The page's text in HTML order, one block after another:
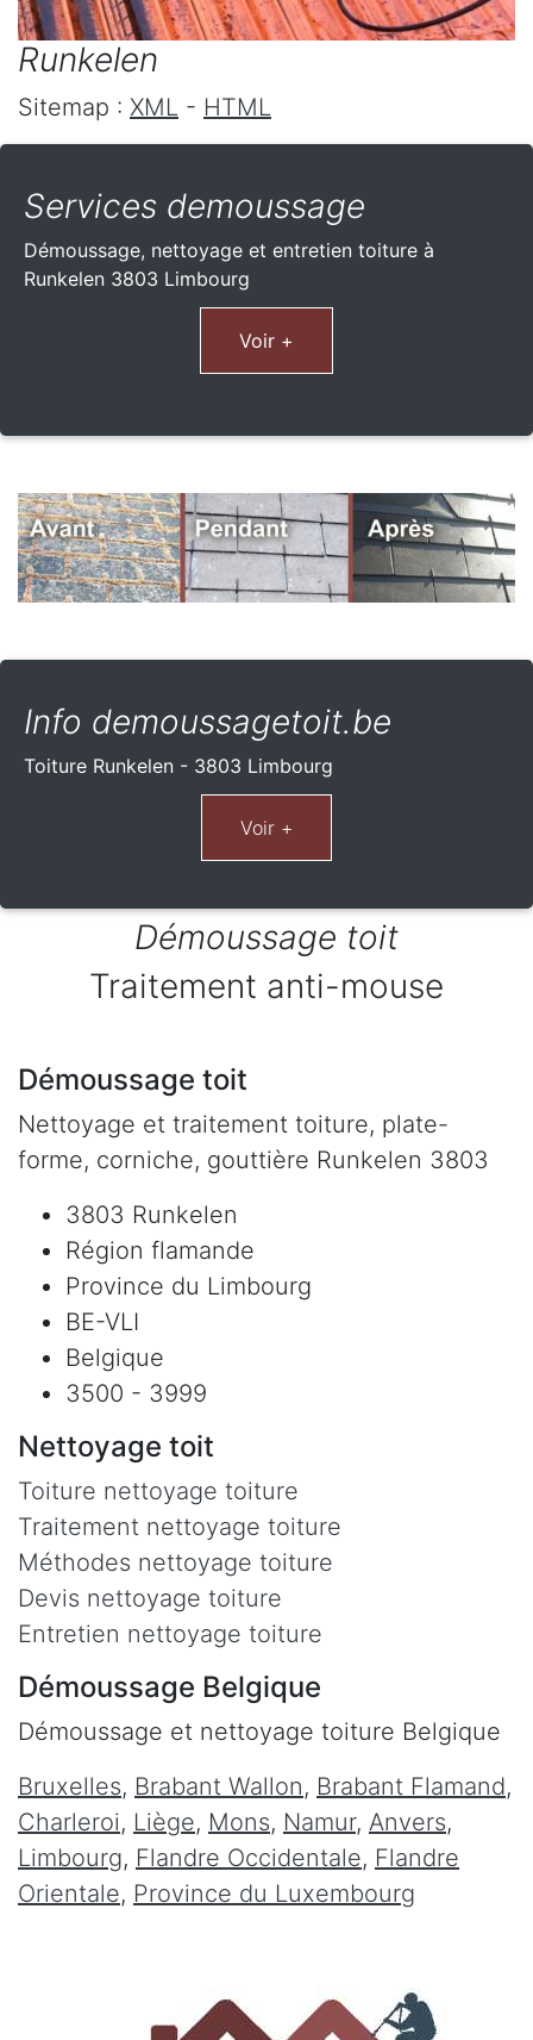
Runkelen
Sitemap : XML - HTML
Services demoussage
Démoussage, nettoyage et entretien toiture à
Runkelen 3803 Limbourg
Voir +
Info demoussagetoit.be
Toiture Runkelen - 3803 Limbourg
Démoussage toit
Traitement anti-mouse
Démoussage toit
Nettoyage et traitement toiture, plate-
forme, corniche, gouttière Runkelen 3803
3803 Runkelen
Région flamande
Province du Limbourg
BE-VLI
Belgique
3500 - 3999
Nettoyage toit
Toiture nettoyage toiture
Traitement nettoyage toiture
Méthodes nettoyage toiture
Devis nettoyage toiture
Entretien nettoyage toiture
Démoussage Belgique
Démoussage et nettoyage toiture Belgique
Bruxelles, Brabant Wallon, Brabant Flamand,
Charleroi, Liège, Mons, Namur, Anvers,
Limbourg, Flandre Occidentale, Flandre
Orientale, Province du Luxembourg